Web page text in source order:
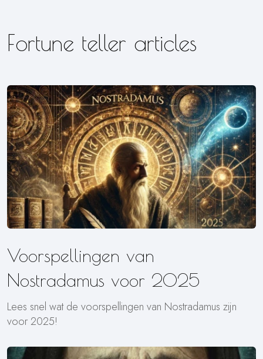
Fortune teller articles
Voorspellingen van
Nostradamus voor 2025
Lees snel wat de voorspellingen van Nostradamus zijn
voor 2025!